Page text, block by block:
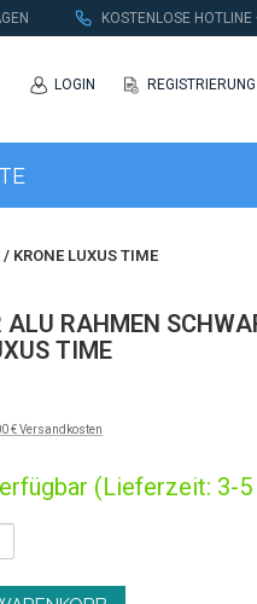
KOSTENLOSE
LOGIN REGISTRIERUNG
LUXUS TIME
ALU RAHMEN
TIME
€ Versandkosten
(Lieferzeit: 3-5